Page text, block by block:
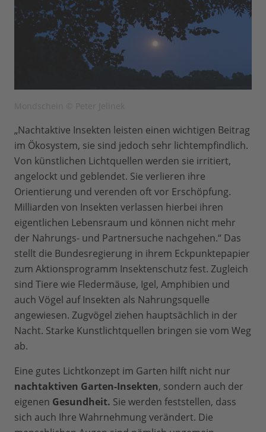
„Nachtaktive Insekten leisten einen wichtigen Beitrag
im Ökosystem, sie sind jedoch sehr lichtempfindlich.
Von künstlichen Lichtquellen werden sie irritiert,
angelockt und geblendet. Sie verlieren ihre
Orientierung und verenden oft vor Erschöpfung.
Milliarden von Insekten verlassen hierbei ihren
eigentlichen Lebensraum und können nicht mehr
der Nahrungs- und Partnersuche nachgehen.“ Das
stellt die Bundesregierung in ihrem Eckpunktepapier
zum Aktionsprogramm Insektenschutz fest. Zugleich
sind Tiere wie Fledermäuse, Igel, Amphibien und
auch Vögel auf Insekten als Nahrungsquelle
angewiesen. Zugvögel ziehen hauptsächlich in der
Nacht. Starke Kunstlichtquellen bringen sie vom Weg
ab.
Eine gutes Lichtkonzept im Garten hilft nicht nur
nachtaktiven Garten-Insekten, sondern auch der
eigenen Gesundheit. Sie werden feststellen, dass
sich auch Ihre Wahrnehmung verändert. Die